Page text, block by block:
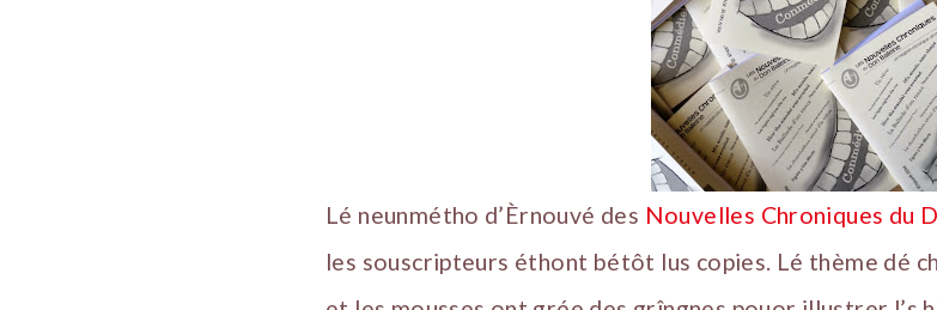
Lé neunmétho d’Èrnouvé des Nouvelles Chroniques du
les souscripteurs éthont bétôt lus copies. Lé thème dé